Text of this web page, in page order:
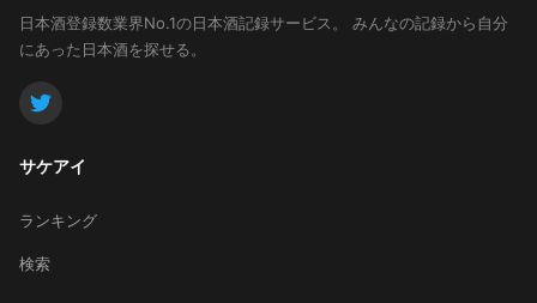
日本酒登録数業界No.1の日本酒記録サービス。
みんなの記録から自分
にあった日本酒を探せる。
サケアイ
ランキング
検索